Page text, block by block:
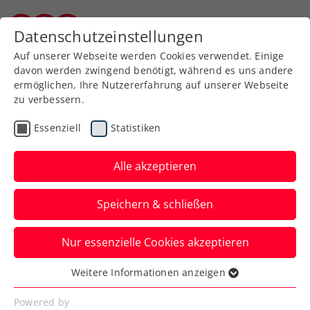
Zurück zur Newsübersicht
Turniere
ITF Heraklion:
Wunderkind gestoppt –
Kraus kämpft um bisher
größten Titel
Österreichs aktuelle Nummer zwei steht
auf der griechischen Insel Kreta im
Endspiel.
Datenschutzeinstellungen
Auf unserer Webseite werden Cookies verwendet. Einige
davon werden zwingend benötigt, während es uns andere
ermöglichen, Ihre Nutzererfahrung auf unserer Webseite
zu verbessern.
Essenziell Statistiken
Alle akzeptieren
Speichern & schließen
Nur essenzielle Cookies akzeptieren
Essenziell
Essenzielle Cookies werden für grundlegende
Weitere Informationen anzeigen
Powered by